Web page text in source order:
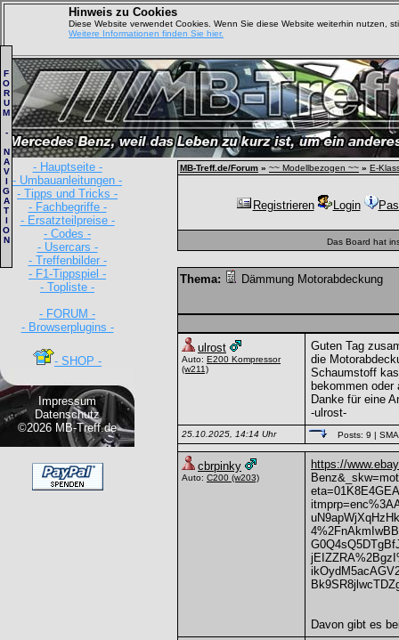
Hinweis zu Cookies
Diese Website verwendet Cookies. Wenn Sie diese Website weiterhin nutzen,
Weitere Informationen finden Sie hier.
- Hauptseite -
- Umbauanleitungen -
- Tipps und Tricks -
- Fachbegriffe -
- Ersatzteilpreise -
- Codes -
- Usercars -
- Treffenbilder -
- F1-Tippspiel -
- Topliste -
- FORUM -
- Browserplugins -
- SHOP -
Impressum
Datenschutz
©2026 MB-Treff.de
F
O
R
U
M
-
N
A
V
I
G
A
T
I
O
N
MB-Treff.de/Forum » ~~ Modellbezogen ~~ » E-
Registrieren Login
Das Board hat
Thema: Dämmung Motorabdeckung
ulrost
Auto: E200 Kompressor
(w211)
Guten Tag
die
Schaumstoff
bekommen
Danke für eine
-ulrost-
25.10.2025, 14:14 Uhr Posts: 9 |
cbrpinky
Auto: C200 (w203)
https://
Davon gibt es